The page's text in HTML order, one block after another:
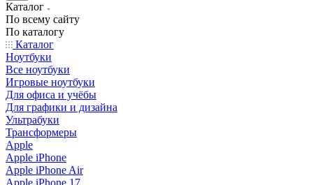
Каталог
По всему сайту
По каталогу
Каталог
Ноутбуки
Все ноутбуки
Игровые ноутбуки
Для офиса и учёбы
Для графики и дизайна
Ультрабуки
Трансформеры
Apple
Apple iPhone
Apple iPhone Air
Apple iPhone 17